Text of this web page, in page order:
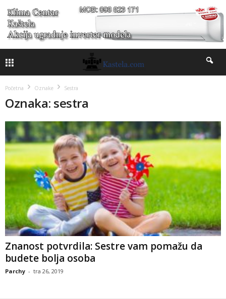
Početna Oznake Sestra
Oznaka: sestra
Znanost potvrdila: Sestre vam pomažu da
budete bolja osoba
Parchy - tra 26, 2019